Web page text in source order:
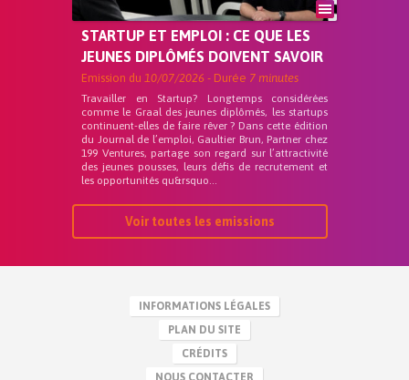
STARTUP ET EMPLOI : CE QUE LES
JEUNES DIPLÔMÉS DOIVENT SAVOIR
Emission du 10/07/2026 - Durée 7 minutes
Travailler en Startup? Longtemps considérées
comme le Graal des jeunes diplômés, les startups
continuent-elles de faire rêver ? Dans cette édition
du Journal de l’emploi, Gaultier Brun, Partner chez
199 Ventures, partage son regard sur l’attractivité
des jeunes pousses, leurs défis de recrutement et
les opportunités qu&rsquo...
Voir toutes les emissions
INFORMATIONS LÉGALES
PLAN DU SITE
CRÉDITS
NOUS CONTACTER